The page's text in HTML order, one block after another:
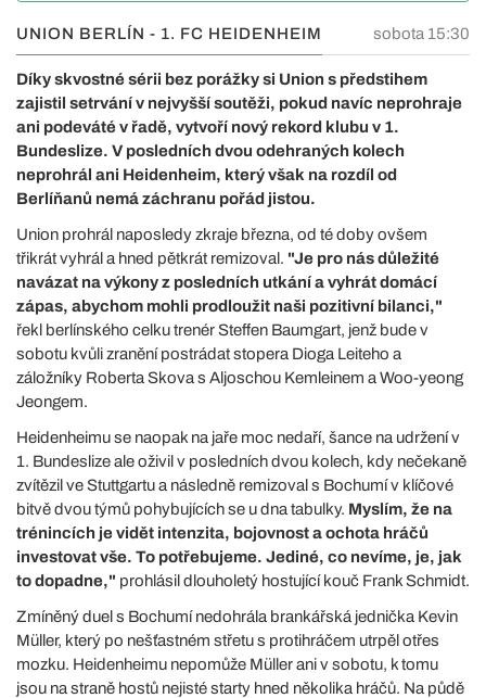
UNION BERLÍN - 1. FC HEIDENHEIM sobota 15:30
Díky skvostné sérii bez porážky si Union s předstihem
zajistil setrvání v nejvyšší soutěži, pokud navíc neprohraje
ani podeváté v řadě, vytvoří nový rekord klubu v 1.
Bundeslize. V posledních dvou odehraných kolech
neprohrál ani Heidenheim, který však na rozdíl od
Berlíňanů nemá záchranu pořád jistou.
Union prohrál naposledy zkraje března, od té doby ovšem
třikrát vyhrál a hned pětkrát remizoval. "Je pro nás důležité
navázat na výkony z posledních utkání a vyhrát domácí
zápas, abychom mohli prodloužit naši pozitivní bilanci,"
řekl berlínského celku trenér Steffen Baumgart, jenž bude v
sobotu kvůli zranění postrádat stopera Dioga Leiteho a
záložníky Roberta Skova s Aljoschou Kemleinem a Woo-yeong
Jeongem.
Heidenheimu se naopak na jaře moc nedaří, šance na udržení v
1. Bundeslize ale oživil v posledních dvou kolech, kdy nečekaně
zvítězil ve Stuttgartu a následně remizoval s Bochumí v klíčové
bitvě dvou týmů pohybujících se u dna tabulky. Myslím, že na
trénincích je vidět intenzita, bojovnost a ochota hráčů
investovat vše. To potřebujeme. Jediné, co nevíme, je, jak
to dopadne," prohlásil dlouholetý hostující kouč Frank Schmidt.
Zmíněný duel s Bochumí nedohrála brankářská jednička Kevin
Müller, který po nešťastném střetu s protihráčem utrpěl otřes
mozku. Heidenheimu nepomůže Müller ani v sobotu, k tomu
jsou na straně hostů nejisté starty hned několika hráčů. Na půdě